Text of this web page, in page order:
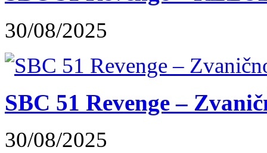
30/08/2025
SBC 51 Revenge –
30/08/2025